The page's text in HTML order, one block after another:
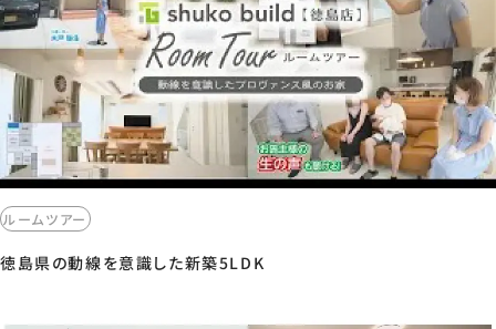
ルームツアー
徳島県の動線を意識した新築5LDK